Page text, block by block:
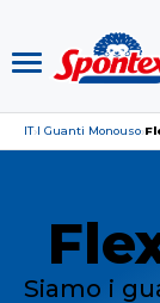
IT›I Guanti Monouso›
Siamo i